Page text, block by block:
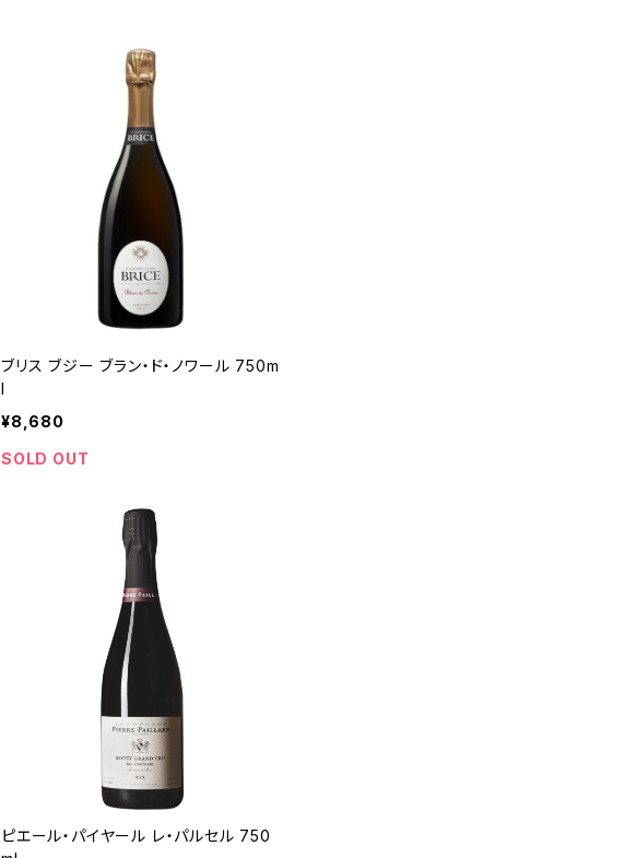
ブリス ブジー ブラン・ド・ノワール 750m
l
¥8,680
SOLD OUT
ピエール・パイヤール レ・パルセル 750